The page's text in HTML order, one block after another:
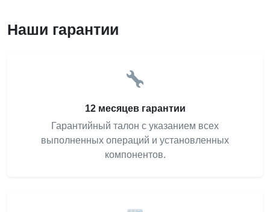
Наши гарантии
12 месяцев гарантии
Гарантийный талон с указанием всех
выполненных операций и установленных
компонентов.